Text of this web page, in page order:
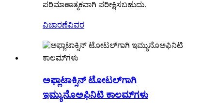
ಪರಿಮಾಣಾತ್ಮಕವಾಗಿ ಪರೀಕ್ಷಿಸಬಹುದು.
ವಿಚಾರಣೆವಿವರ
ಅಫ್ಲಾಟಾಕ್ಸಿನ್ ಟೋಟಲ್‌ಗಾಗಿ
ಇಮ್ಯುನೊಅಫಿನಿಟಿ ಕಾಲಮ್‌ಗಳು